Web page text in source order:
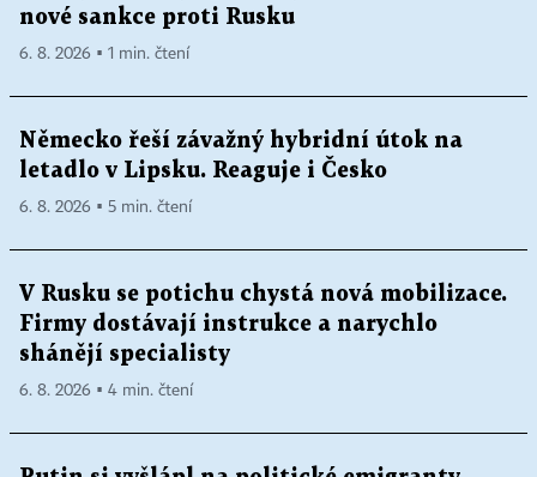
nové sankce proti Rusku
6. 8. 2026 ▪ 1 min. čtení
Německo řeší závažný hybridní útok na
letadlo v Lipsku. Reaguje i Česko
6. 8. 2026 ▪ 5 min. čtení
V Rusku se potichu chystá nová mobilizace.
Firmy dostávají instrukce a narychlo
shánějí specialisty
6. 8. 2026 ▪ 4 min. čtení